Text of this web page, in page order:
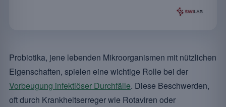
Probiotika, jene lebenden Mikroorganismen mit nützlichen
Eigenschaften, spielen eine wichtige Rolle bei der
Vorbeugung infektiöser Durchfälle. Diese Beschwerden,
oft durch Krankheitserreger wie Rotaviren oder